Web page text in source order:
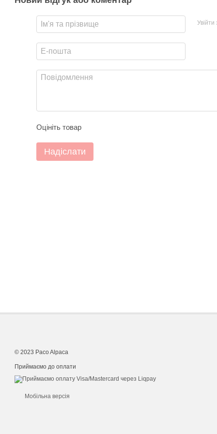
Оцініть товар
Надіслати
© 2023 Paco Alpaca
Приймаємо до оплати
Мобільна версія